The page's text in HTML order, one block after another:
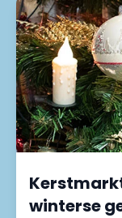
winterse